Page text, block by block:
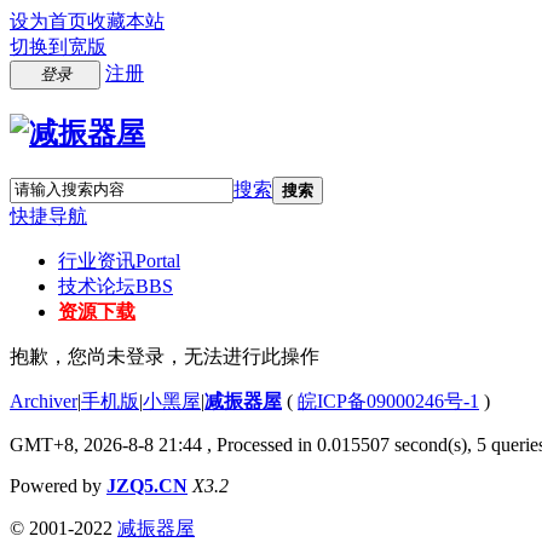
设为首页收藏本站
切换到宽版
登录 注册
搜索 搜索
快捷导航
行业资讯Portal
技术论坛BBS
资源下载
抱歉，您尚未登录，无法进行此操作
Archiver|手机版|小黑屋|减振器屋 ( 皖ICP备09000246号-1 )
GMT+8, 2026-8-8 21:44 , Processed in 0.015507 second(s), 5
Powered by JZQ5.CN X3.2
© 2001-2022 减振器屋